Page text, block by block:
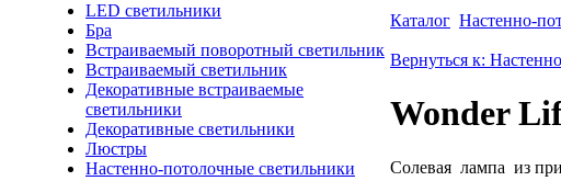
LED светильники
Бра
Встраиваемый поворотный светильник
Встраиваемый светильник
Декоративные встраиваемые
светильники
Декоративные светильники
Люстры
Настенно-потолочные светильники
Каталог Настенно-
Вернуться к:
Wonder
Солевая лампа из